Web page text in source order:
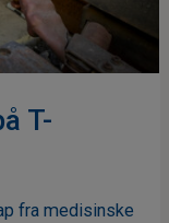
T-
fra medisinske